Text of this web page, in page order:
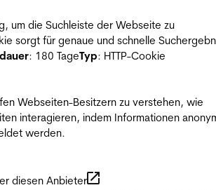
um die Suchleiste der Webseite zu
sorgt für genaue und schnelle
: 180 TageTyp: HTTP-Cookie
Webseiten-Besitzern zu verstehen, wie
interagieren, indem Informationen
werden.
diesen Anbieter